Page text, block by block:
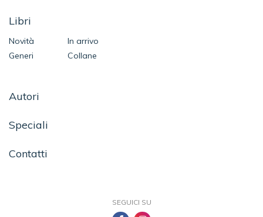
Libri
Novità
In arrivo
Generi
Collane
Autori
Speciali
Contatti
SEGUICI SU